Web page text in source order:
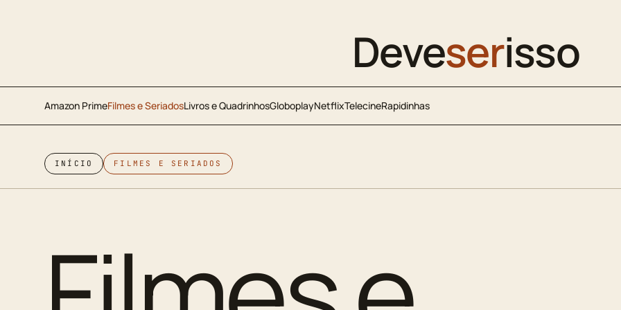
Deveserisso
Amazon PrimeFilmes e SeriadosLivros e QuadrinhosGloboplayNetflixTelecineRapidinhas
INÍCIO FILMES E SERIADOS